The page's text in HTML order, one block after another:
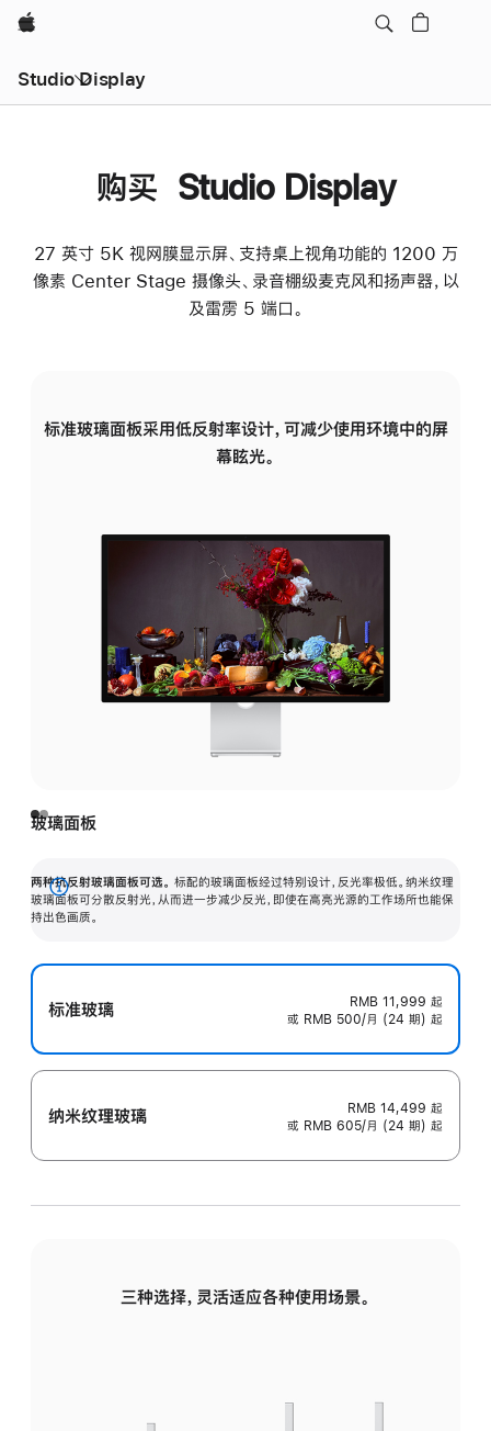
Apple
Studio Display
购买 Studio Display
27 英寸 5K 视网膜显示屏、支持桌上视角功能的 1200 万
像素 Center Stage 摄像头、录音棚级麦克风和扬声器，以
及雷雳 5 端口。
标准玻璃面板采用低反射率设计，可减少使用环境中的屏
幕眩光。
玻璃面板
两种抗反射玻璃面板可选。 标配的玻璃面板经过特别设计，反光率极低。纳米纹理
玻璃面板可分散反射光，从而进一步减少反光，即使在高亮光源的工作场所也能保
持出色画质。
展
开
标准玻璃 RMB 11,999 起
或 RMB 500/月 (24 期) 起
纳米纹理玻璃 RMB 14,499 起
或 RMB 605/月 (24 期) 起
三种选择，灵活适应各种使用场景。